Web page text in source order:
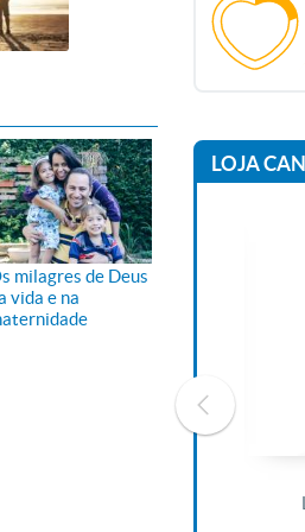
milagres de Deus
vida e na
LOJA